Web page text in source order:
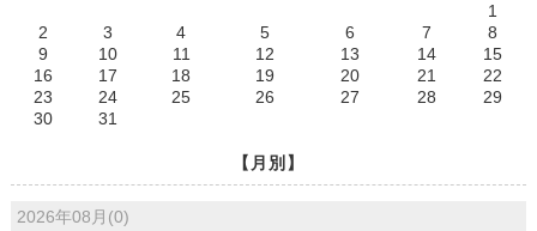
1
2
3 4 5 6 7
8
9
10 11 12 13 14
15
16
17 18 19 20 21
22
23
24 25 26 27 28
29
30
31
【月別】
2026年08月(0)